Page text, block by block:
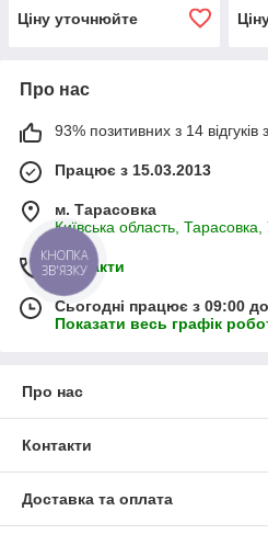
Ціну уточнюйте
Про нас
93% позитивних з 14 відгуків
Працює з 15.03.2013
м. Тарасовка
Київська область, Тарасовка,
Контакти
Сьогодні працює з 09:00
Показати весь графік
Про нас
Контакти
Доставка та оплата
КНОПКА
ЗВ'ЯЗКУ